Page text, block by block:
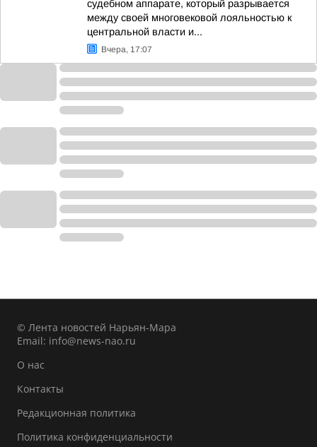
судебном аппарате, который разрывается
между своей многовековой лояльностью к
центральной власти и...
Вчера, 17:07
© Лента новостей Нарьян-Мара
Email: info@news-nao.ru
О нас
Контакты
Редакционная политика
Политика конфиденциальности